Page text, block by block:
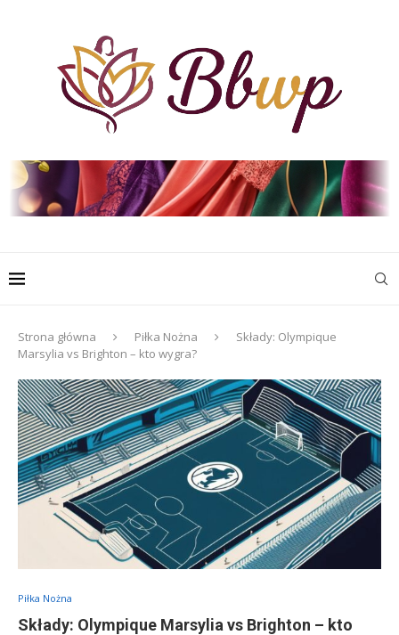
Strona główna Piłka Nożna
Składy: Olympique
Marsylia vs Brighton – kto wygra?
Piłka Nożna
Składy: Olympique Marsylia vs Brighton – kto